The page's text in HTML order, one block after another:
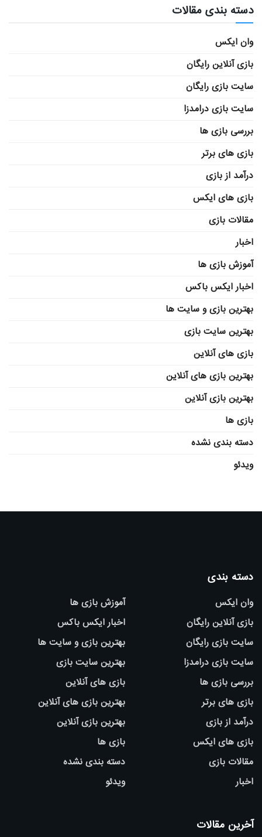
دسته بندی مقالات
وان ایکس
بازی آنلاین رایگان
سایت بازی رایگان
سایت بازی درامدزا
بررسی بازی ها
بازی های برتر
درآمد از بازی
بازی های ایکس
مقالات بازی
اخبار
آموزش بازی ها
اخبار ایکس باکس
بهترین بازی و سایت ها
بهترین سایت بازی
بازی های آنلاین
بهترین بازی های آنلاین
بهترین بازی آنلاین
بازی ها
دسته بندی نشده
ویدئو
دسته بندی
وان ایکس
بازی آنلاین رایگان
سایت بازی رایگان
سایت بازی درامدزا
بررسی بازی ها
بازی های برتر
درآمد از بازی
بازی های ایکس
مقالات بازی
اخبار
آموزش بازی ها
اخبار ایکس باکس
بهترین بازی و سایت ها
بهترین سایت بازی
بازی های آنلاین
بهترین بازی های آنلاین
بهترین بازی آنلاین
بازی ها
دسته بندی نشده
ویدئو
آخرین مقالات